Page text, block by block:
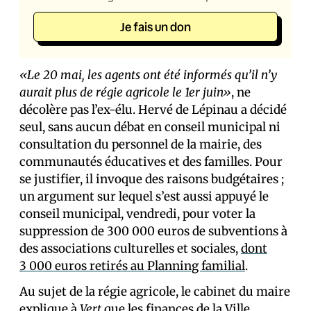
Je fais un don
«Le 20 mai, les agents ont été informés qu’il n’y
aurait plus de régie agricole le 1er juin», ne
décolère pas l’ex-élu. Hervé de Lépinau a décidé
seul, sans aucun débat en conseil municipal ni
consultation du personnel de la mairie, des
communautés éducatives et des familles. Pour
se justifier, il invoque des raisons budgétaires ;
un argument sur lequel s’est aussi appuyé le
conseil municipal, vendredi, pour voter la
suppression de 300 000 euros de subventions à
des associations culturelles et sociales,dont
3 000 euros retirés au Planning familial.
Au sujet de la régie agricole, le cabinet du maire